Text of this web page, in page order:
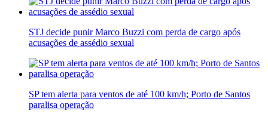
STJ decide punir Marco Buzzi com perda de cargo após
acusações de assédio sexual
SP tem alerta para ventos de até 100 km/h; Porto de Santos
paralisa operação